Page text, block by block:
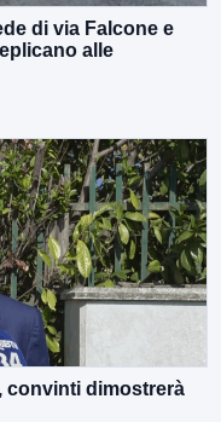
di via Falcone e
alle
convinti dimostrerà